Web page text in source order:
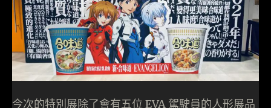
今次的特別展除了會有五位 EVA 駕駛員的人形展品